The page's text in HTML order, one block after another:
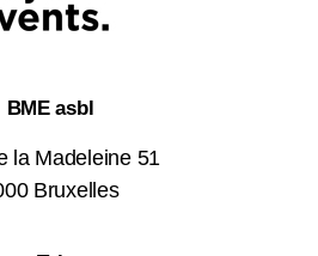
BME asbl
la Madeleine 51
Bruxelles